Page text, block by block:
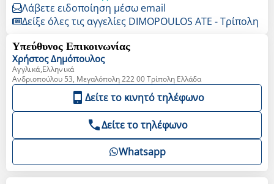
Λάβετε ειδοποίηση μέσω email
Δείξε όλες τις αγγελίες DIMOPOULOS ATE - Τρίπολη
Υπεύθυνος Επικοινωνίας
Χρήστος Δημόπουλος
Αγγλικά,Ελληνικά
Ανδριοπούλου 53, Μεγαλόπολη 222 00 Τρίπολη Ελλάδα
Δείτε το κινητό τηλέφωνο
Δείτε το τηλέφωνο
Whatsapp